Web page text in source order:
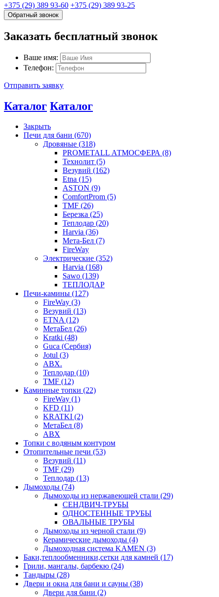
+375 (29) 389 93-60 +375 (29) 389 93-25
Обратный звонок
Заказать бесплатный звонок
Ваше имя:
Телефон:
Отправить заявку
Каталог Каталог
Закрыть
Печи для бани (670)
Дровяные (318)
PROMETALL АТМОСФЕРА (8)
Технолит (5)
Везувий (162)
Etna (15)
ASTON (9)
ComfortProm (5)
TMF (26)
Березка (25)
Теплодар (20)
Harvia (36)
Мета-Бел (7)
FireWay
Электрические (352)
Harvia (168)
Sawo (139)
ТЕПЛОДАР
Печи-камины (127)
FireWay (3)
Везувий (13)
ETNA (12)
МетаБел (26)
Kratki (48)
Guca (Сербия)
Jotul (3)
ABX.
Теплодар (10)
TMF (12)
Каминные топки (22)
FireWay (1)
KFD (11)
KRATKI (2)
МетаБел (8)
ABX
Топки с водяным контуром
Отопительные печи (53)
Везувий (11)
TMF (29)
Теплодар (13)
Дымоходы (74)
Дымоходы из нержавеющей стали (29)
СЕНДВИЧ-ТРУБЫ
ОДНОСТЕННЫЕ ТРУБЫ
ОВАЛЬНЫЕ ТРУБЫ
Дымоходы из черной стали (9)
Керамические дымоходы (4)
Дымоходная система KAMEN (3)
Баки,теплообменники,сетки для камней (17)
Грили, мангалы, барбекю (24)
Тандыры (28)
Двери и окна для бани и сауны (38)
Двери для бани (2)